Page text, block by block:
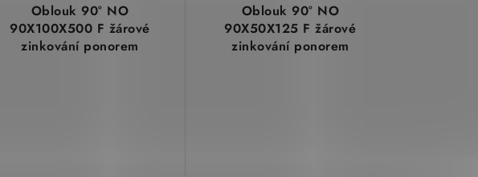
Oblouk 90° NO
90X100X500 F žárové
zinkování ponorem
Oblouk 90° NO
90X50X125 F žárové
zinkování ponorem